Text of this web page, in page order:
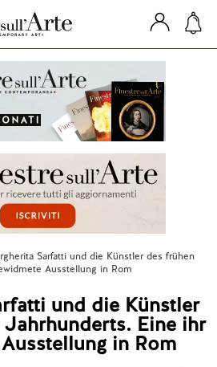
Sarfatti und die Künstler des frühen
Ausstellung in Rom
und die Künstler
Eine ihr
in Rom